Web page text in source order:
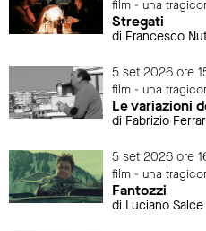
film - una
Stregati
di Francesco
5 set 2026 ore
film - una
Le variazioni
di Fabrizio
5 set 2026 ore
film - una
Fantozzi
di Luciano Salce